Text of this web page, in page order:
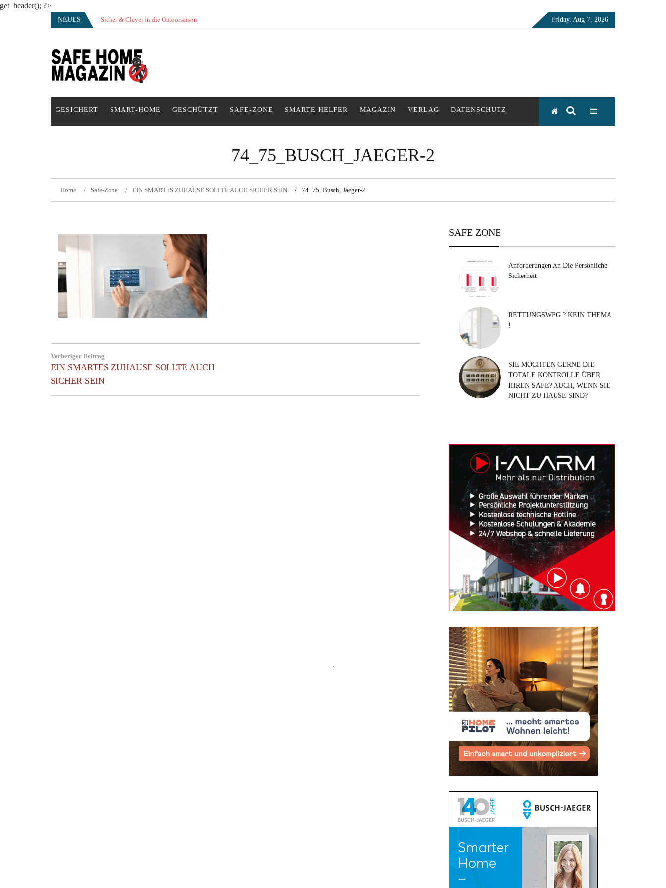
get_header(); ?>
NEUES Sicher & Clever in die Outoorsaison
Vertrauensvolle Nachbarschaft sorgt für gutes Gefühl während der Urlaubszeit Friday, Aug 7, 2026
SAFE HOME Magazin
Sicherlich sicher ich
GESICHERT SMART-HOME GESCHÜTZT SAFE-ZONE SMARTE HELFER MAGAZIN VERLAG DATENSCHUTZ
74_75_BUSCH_JAEGER-2
Home Safe-Zone EIN SMARTES ZUHAUSE SOLLTE AUCH SICHER SEIN 74_75_Busch_Jaeger-2
Vorheriger Beitrag
Previous
Post:
EIN SMARTES ZUHAUSE SOLLTE AUCH
SICHER SEIN
SAFE ZONE
Anforderungen An Die Persönliche
Sicherheit
RETTUNGSWEG ? KEIN THEMA
!
SIE MÖCHTEN GERNE DIE
TOTALE KONTROLLE ÜBER
IHREN SAFE? AUCH, WENN SIE
NICHT ZU HAUSE SIND?